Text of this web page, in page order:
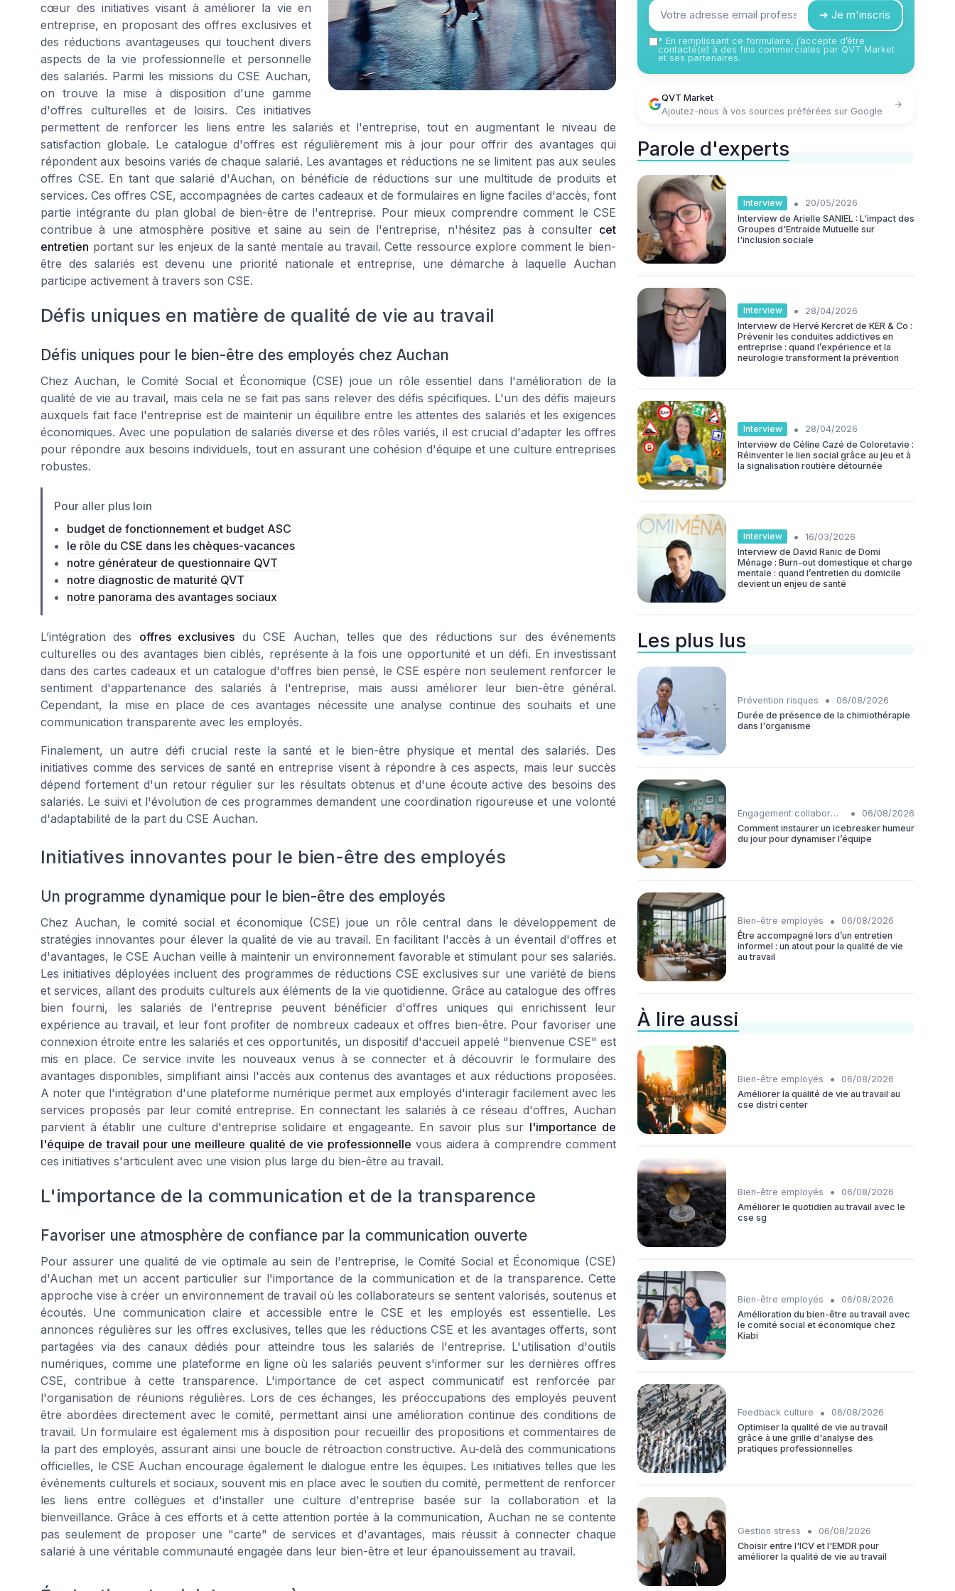
cœur des initiatives visant à améliorer la vie en
entreprise, en proposant des offres exclusives et
des réductions avantageuses qui touchent divers
aspects de la vie professionnelle et personnelle
des salariés. Parmi les missions du CSE Auchan,
on trouve la mise à disposition d'une gamme
d'offres culturelles et de loisirs. Ces initiatives
permettent de renforcer les liens entre les salariés et l'entreprise, tout en augmentant le niveau de
satisfaction globale. Le catalogue d'offres est régulièrement mis à jour pour offrir des avantages qui
répondent aux besoins variés de chaque salarié. Les avantages et réductions ne se limitent pas aux seules
offres CSE. En tant que salarié d'Auchan, on bénéficie de réductions sur une multitude de produits et
services. Ces offres CSE, accompagnées de cartes cadeaux et de formulaires en ligne faciles d'accès, font
partie intégrante du plan global de bien-être de l'entreprise. Pour mieux comprendre comment le CSE
contribue à une atmosphère positive et saine au sein de l'entreprise, n'hésitez pas à consulter cet
entretien portant sur les enjeux de la santé mentale au travail. Cette ressource explore comment le bien-
être des salariés est devenu une priorité nationale et entreprise, une démarche à laquelle Auchan
participe activement à travers son CSE.
Défis uniques en matière de qualité de vie au travail
Défis uniques pour le bien-être des employés chez Auchan
Chez Auchan, le Comité Social et Économique (CSE) joue un rôle essentiel dans l'amélioration de la
qualité de vie au travail, mais cela ne se fait pas sans relever des défis spécifiques. L'un des défis majeurs
auxquels fait face l'entreprise est de maintenir un équilibre entre les attentes des salariés et les exigences
économiques. Avec une population de salariés diverse et des rôles variés, il est crucial d'adapter les offres
pour répondre aux besoins individuels, tout en assurant une cohésion d'équipe et une culture entreprises
robustes.
Pour aller plus loin
budget de fonctionnement et budget ASC
le rôle du CSE dans les chèques-vacances
notre générateur de questionnaire QVT
notre diagnostic de maturité QVT
notre panorama des avantages sociaux
L’intégration des offres exclusives du CSE Auchan, telles que des réductions sur des événements
culturelles ou des avantages bien ciblés, représente à la fois une opportunité et un défi. En investissant
dans des cartes cadeaux et un catalogue d'offres bien pensé, le CSE espère non seulement renforcer le
sentiment d'appartenance des salariés à l'entreprise, mais aussi améliorer leur bien-être général.
Cependant, la mise en place de ces avantages nécessite une analyse continue des souhaits et une
communication transparente avec les employés.
Finalement, un autre défi crucial reste la santé et le bien-être physique et mental des salariés. Des
initiatives comme des services de santé en entreprise visent à répondre à ces aspects, mais leur succès
dépend fortement d'un retour régulier sur les résultats obtenus et d'une écoute active des besoins des
salariés. Le suivi et l'évolution de ces programmes demandent une coordination rigoureuse et une volonté
d'adaptabilité de la part du CSE Auchan.
Initiatives innovantes pour le bien-être des employés
Un programme dynamique pour le bien-être des employés
Chez Auchan, le comité social et économique (CSE) joue un rôle central dans le développement de
stratégies innovantes pour élever la qualité de vie au travail. En facilitant l'accès à un éventail d'offres et
d'avantages, le CSE Auchan veille à maintenir un environnement favorable et stimulant pour ses salariés.
Les initiatives déployées incluent des programmes de réductions CSE exclusives sur une variété de biens
et services, allant des produits culturels aux éléments de la vie quotidienne. Grâce au catalogue des offres
bien fourni, les salariés de l'entreprise peuvent bénéficier d'offres uniques qui enrichissent leur
expérience au travail, et leur font profiter de nombreux cadeaux et offres bien-être. Pour favoriser une
connexion étroite entre les salariés et ces opportunités, un dispositif d'accueil appelé "bienvenue CSE" est
mis en place. Ce service invite les nouveaux venus à se connecter et à découvrir le formulaire des
avantages disponibles, simplifiant ainsi l'accès aux contenus des avantages et aux réductions proposées.
A noter que l'intégration d'une plateforme numérique permet aux employés d'interagir facilement avec les
services proposés par leur comité entreprise. En connectant les salariés à ce réseau d'offres, Auchan
parvient à établir une culture d'entreprise solidaire et engageante. En savoir plus sur l'importance de
l'équipe de travail pour une meilleure qualité de vie professionnelle vous aidera à comprendre comment
ces initiatives s'articulent avec une vision plus large du bien-être au travail.
L'importance de la communication et de la transparence
Favoriser une atmosphère de confiance par la communication ouverte
Pour assurer une qualité de vie optimale au sein de l'entreprise, le Comité Social et Économique (CSE)
d'Auchan met un accent particulier sur l'importance de la communication et de la transparence. Cette
approche vise à créer un environnement de travail où les collaborateurs se sentent valorisés, soutenus et
écoutés. Une communication claire et accessible entre le CSE et les employés est essentielle. Les
annonces régulières sur les offres exclusives, telles que les réductions CSE et les avantages offerts, sont
partagées via des canaux dédiés pour atteindre tous les salariés de l'entreprise. L'utilisation d'outils
numériques, comme une plateforme en ligne où les salariés peuvent s'informer sur les dernières offres
CSE, contribue à cette transparence. L'importance de cet aspect communicatif est renforcée par
l'organisation de réunions régulières. Lors de ces échanges, les préoccupations des employés peuvent
être abordées directement avec le comité, permettant ainsi une amélioration continue des conditions de
travail. Un formulaire est également mis à disposition pour recueillir des propositions et commentaires de
la part des employés, assurant ainsi une boucle de rétroaction constructive. Au-delà des communications
officielles, le CSE Auchan encourage également le dialogue entre les équipes. Les initiatives telles que les
événements culturels et sociaux, souvent mis en place avec le soutien du comité, permettent de renforcer
les liens entre collègues et d'installer une culture d'entreprise basée sur la collaboration et la
bienveillance. Grâce à ces efforts et à cette attention portée à la communication, Auchan ne se contente
pas seulement de proposer une "carte" de services et d'avantages, mais réussit à connecter chaque
salarié à une véritable communauté engagée dans leur bien-être et leur épanouissement au travail.
➔ Je m'inscris
* En remplissant ce formulaire, j’accepte d’être
contacté(e) à des fins commerciales par QVT Market
et ses partenaires.
QVT Market
Ajoutez-nous à vos sources préférées sur Google
Parole d'experts
Interview •
20/05/2026
Interview de Arielle SANIEL : L'impact des
Groupes d'Entraide Mutuelle sur
l'inclusion sociale
Interview •
28/04/2026
Interview de Hervé Kercret de KER & Co :
Prévenir les conduites addictives en
entreprise : quand l’expérience et la
neurologie transforment la prévention
Interview •
28/04/2026
Interview de Céline Cazé de Coloretavie :
Réinventer le lien social grâce au jeu et à
la signalisation routière détournée
Interview •
16/03/2026
Interview de David Ranic de Domi
Ménage : Burn-out domestique et charge
mentale : quand l’entretien du domicile
devient un enjeu de santé
Les plus lus
Prévention risques •
06/08/2026
Durée de présence de la chimiothérapie
dans l'organisme
Engagement collaborateurs •
06/08/2026
Comment instaurer un icebreaker humeur
du jour pour dynamiser l’équipe
Bien-être employés •
06/08/2026
Être accompagné lors d’un entretien
informel : un atout pour la qualité de vie
au travail
À lire aussi
Bien-être employés •
06/08/2026
Améliorer la qualité de vie au travail au
cse distri center
Bien-être employés •
06/08/2026
Améliorer le quotidien au travail avec le
cse sg
Bien-être employés •
06/08/2026
Amélioration du bien-être au travail avec
le comité social et économique chez
Kiabi
Feedback culture •
06/08/2026
Optimiser la qualité de vie au travail
grâce à une grille d'analyse des
pratiques professionnelles
Gestion stress •
06/08/2026
Choisir entre l'ICV et l'EMDR pour
améliorer la qualité de vie au travail